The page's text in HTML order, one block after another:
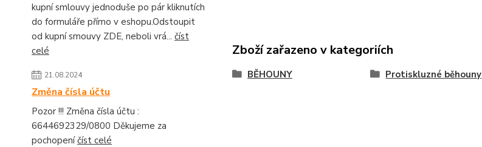
kupní smlouvy jednoduše po pár kliknutích
do formuláře přímo v eshopu.Odstoupit
od kupní smouvy ZDE, neboli vrá... číst
celé
21.08.2024
Změna čísla účtu
Pozor !!! Změna čísla účtu :
6644692329/0800 Děkujeme za
pochopeníčíst celé
Zboží zařazeno v kategoriích
BĚHOUNY Protiskluzné běhouny